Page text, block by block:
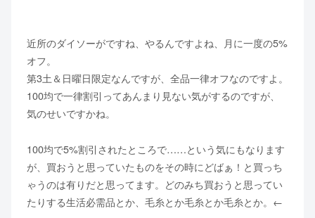
近所のダイソーがですね、やるんですよね、月に一度の5%
オフ。
第3土＆日曜日限定なんですが、全品一律オフなのですよ。
100均で一律割引ってあんまり見ない気がするのですが、
気のせいですかね。
100均で5%割引されたところで……という気にもなります
が、買おうと思っていたものをその時にどばぁ！と買っち
ゃうのは有りだと思ってます。どのみち買おうと思ってい
たりする生活必需品とか、毛糸とか毛糸とか毛糸とか。←